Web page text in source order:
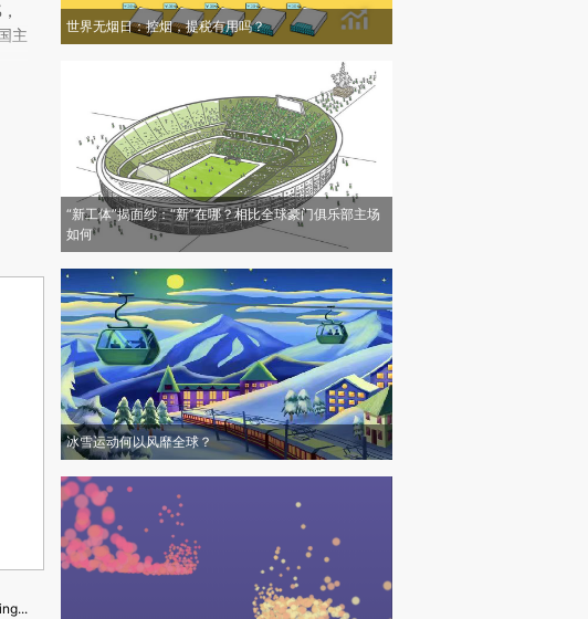
主
世界无烟日：控烟，提税有用吗？
“新工体”揭面纱：“新”在哪？相比全球豪门俱乐部主场
如何
冰雪运动何以风靡全球？